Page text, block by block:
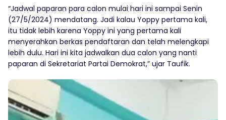
“Jadwal paparan para calon mulai hari ini sampai Senin
(27/5/2024) mendatang. Jadi kalau Yoppy pertama kali,
itu tidak lebih karena Yoppy ini yang pertama kali
menyerahkan berkas pendaftaran dan telah melengkapi
lebih dulu. Hari ini kita jadwalkan dua calon yang nanti
paparan di Sekretariat Partai Demokrat,” ujar Taufik.